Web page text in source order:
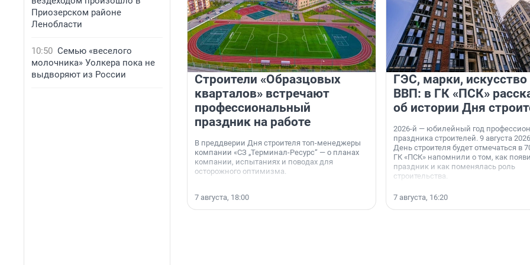
Приозерском районе
Ленобласти
10:50 Семью «веселого
молочника» Уолкера пока не
выдворяют из России
Строители «Образцовых
кварталов» встречают
профессиональный
праздник на работе
В преддверии Дня строителя топ-менеджеры
компании «СЗ „Терминал-Ресурс“ — о планах
компании, испытаниях и поводах для
осторожного оптимизма.
7 августа, 18:00
ГЭС, марки, искусство
ВВП: в ГК «ПСК»
об истории Дня
2026-й — юбилейный год
праздника строителей. 9 августа
День строителя будет отмечаться в
ГК «ПСК» напомнили о том, как
праздник и как поменялась роль
строительства.
7 августа, 16:20